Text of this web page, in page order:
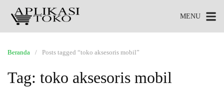
MENU
Beranda Posts tagged “toko aksesoris mobil”
Tag: toko aksesoris mobil